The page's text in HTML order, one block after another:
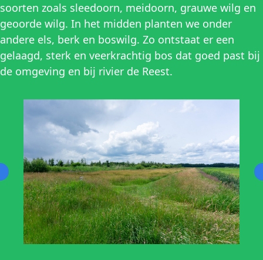
soorten zoals sleedoorn, meidoorn, grauwe wilg en
geoorde wilg. In het midden planten we onder
andere els, berk en boswilg. Zo ontstaat er een
gelaagd, sterk en veerkrachtig bos dat goed past bij
de omgeving en bij rivier de Reest.